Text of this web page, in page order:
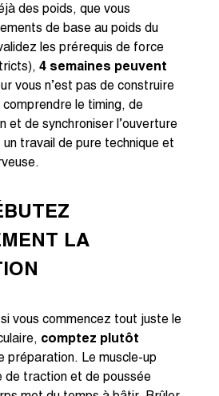
des poids, que vous
de base au poids du
les prérequis de force
4 semaines peuvent
vous n’est pas de construire
comprendre le timing, de
et de synchroniser l’ouverture
un travail de pure technique et
LA
vous commencez tout juste le
comptez plutôt
préparation. Le muscle-up
de traction et de poussée